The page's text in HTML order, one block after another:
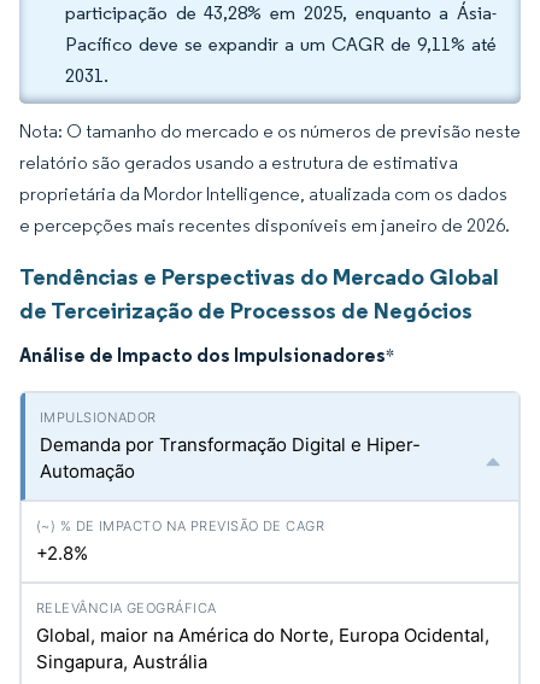
participação de 43,28% em 2025, enquanto a Ásia-
Pacífico deve se expandir a um CAGR de 9,11% até
2031.
Nota: O tamanho do mercado e os números de previsão neste
relatório são gerados usando a estrutura de estimativa
proprietária da Mordor Intelligence, atualizada com os dados
e percepções mais recentes disponíveis em janeiro de 2026.
Tendências e Perspectivas do Mercado Global
de Terceirização de Processos de Negócios
Análise de Impacto dos Impulsionadores*
Demanda por Transformação Digital e Hiper-
Automação
+2.8%
Global, maior na América do Norte, Europa Ocidental,
Singapura, Austrália